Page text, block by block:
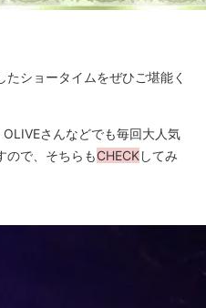
ショータイムをぜひご堪能く
さんなどでも毎回大人気
ので、そちらもCHECKしてみ